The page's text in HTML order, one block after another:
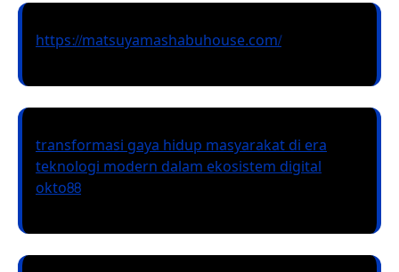
https://matsuyamashabuhouse.com/
transformasi gaya hidup masyarakat di era
teknologi modern dalam ekosistem digital
okto88